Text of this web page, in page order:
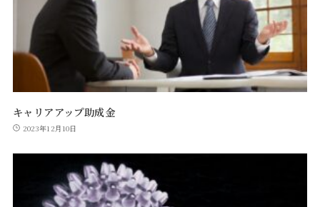
キャリアアップ助成金
2023年12月10日